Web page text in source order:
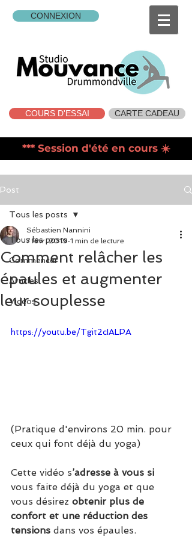
CONNEXION
COURS D'ESSAI CARTE CADEAU
*** Session d'été en cours ☀️
Post
Tous les posts
Commencer
Articles
Vidéos
Tous les posts
Comment relâcher les
épaules et augmenter
leur souplesse
Sébastien Nannini
7 févr. 2019 1 min de lecture
https://youtu.be/Tgit2cIALPA
(Pratique d'environs 20 min. pour
ceux qui font déjà du yoga)
Cette vidéo s’adresse à vous si
vous faite déjà du yoga et que
vous désirez obtenir plus de
confort et une réduction des
tensions dans vos épaules.